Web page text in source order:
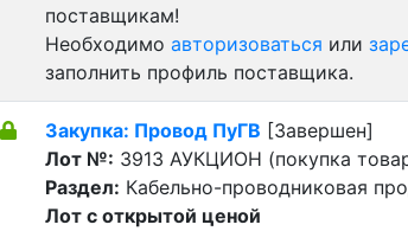
поставщикам!
Необходимо авторизоваться или
заполнить профиль поставщика.
Закупка: Провод ПуГВ [Завершен]
Лот №: 3913 АУКЦИОН (покупка
Раздел: Кабельно-проводниковая
Лот с открытой ценой